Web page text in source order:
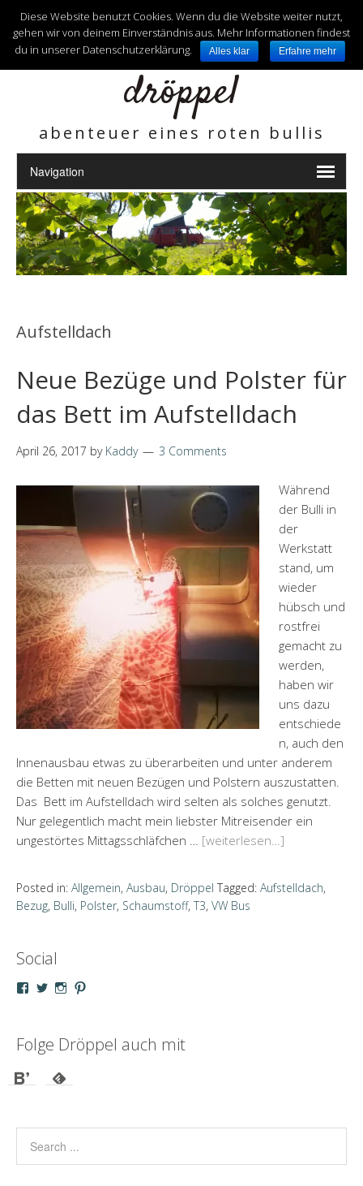
unterwegs mit
dröppel
abenteuer eines roten bullis
Aufstelldach
Neue Bezüge und Polster für
das Bett im Aufstelldach
April 26, 2017 by Kaddy 3 Comments
Während
der Bulli in
der
Werkstatt
stand, um
wieder
hübsch und
rostfrei
gemacht zu
werden,
haben wir
uns dazu
entschiede
n, auch den
Innenausbau etwas zu überarbeiten und unter anderem
die Betten mit neuen Bezügen und Polstern auszustatten.
Das Bett im Aufstelldach wird selten als solches genutzt.
Nur gelegentlich macht mein liebster Mitreisender ein
ungestörtes Mittagsschläfchen … [weiterlesen…]
Posted in: Allgemein, Ausbau, Dröppel Tagged: Aufstelldach,
Bezug, Bulli, Polster, Schaumstoff, T3, VW Bus
Social
Profil
Facebook
anzeigen
Profil
Twitter
anzeigen
Profil
Instagram
anzeigen
Profil
Pinterest
anzeigen
Folge Dröppel auch mit
Diese Website benutzt Cookies. Wenn du die Website weiter nutzt,
gehen wir von deinem Einverständnis aus. Mehr Informationen findest
du in unserer Datenschutzerklärung.
Alles klar Erfahre mehr